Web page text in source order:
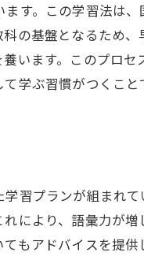
維持
す。この学習法は、
の基盤となるため
います。このプロ
学ぶ習慣がつくこ
習プランが組まれ
により、語彙力が
もアドバイスを提